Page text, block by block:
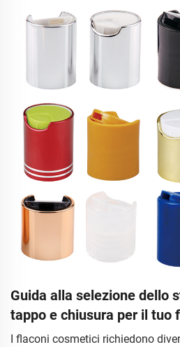
Guida alla selezione dello
tappo e chiusura per il tuo
I flaconi cosmetici richiedono